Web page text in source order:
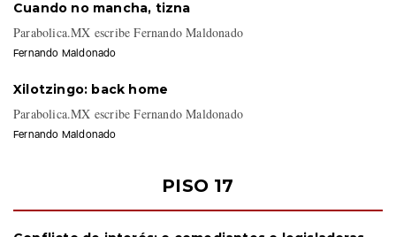
Cuando no mancha, tizna
Parabolica.MX escribe Fernando Maldonado
Xilotzingo: back home
Parabolica.MX escribe Fernando Maldonado
PISO 17